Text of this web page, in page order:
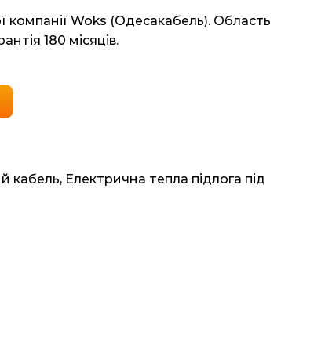
компанії Woks (Одесакабель). Область
180 місяців.
кабель, Електрична тепла підлога під